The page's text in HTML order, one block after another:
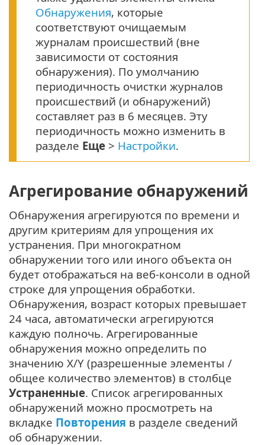
Обнаружения, которые
соответствуют очищаемым
журналам происшествий (вне
зависимости от состояния
обнаружения). По умолчанию
периодичность очистки журналов
происшествий (и обнаружений)
составляет раз в 6 месяцев. Эту
периодичность можно изменить в
разделе Еще > Настройки.
Агрегирование обнаружений
Oбнаружения агрегируются по времени и
другим критериям для упрощения их
устранения. При многократном
обнаружении того или иного объекта он
будет отображаться на веб-консоли в одной
строке для упрощения обработки.
Обнаружения, возраст которых превышает
24 часа, автоматически агрегируются
каждую полночь. Агрегированные
обнаружения можно определить по
значению X/Y (разрешенные элементы /
общее количество элементов) в столбце
Устраненные. Список агрегированных
обнаружений можно просмотреть на
вкладке Повторения в разделе сведений
об обнаружении.